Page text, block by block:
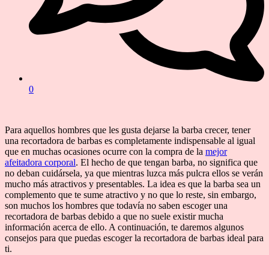
0
Para aquellos hombres que les gusta dejarse la barba crecer, tener
una recortadora de barbas es completamente indispensable al igual
que en muchas ocasiones ocurre con la compra de la mejor
afeitadora corporal. El hecho de que tengan barba, no significa que
no deban cuidársela, ya que mientras luzca más pulcra ellos se verán
mucho más atractivos y presentables. La idea es que la barba sea un
complemento que te sume atractivo y no que lo reste, sin embargo,
son muchos los hombres que todavía no saben escoger una
recortadora de barbas debido a que no suele existir mucha
información acerca de ello. A continuación, te daremos algunos
consejos para que puedas escoger la recortadora de barbas ideal para
ti.